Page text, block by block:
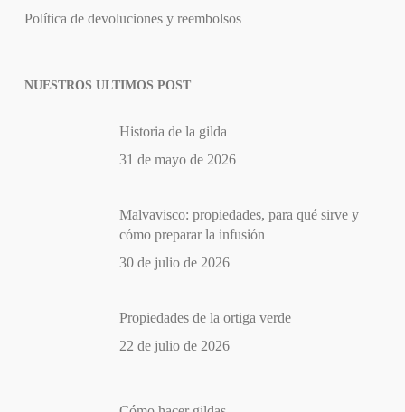
Política de devoluciones y reembolsos
NUESTROS ULTIMOS POST
Historia de la gilda
31 de mayo de 2026
Malvavisco: propiedades, para qué sirve y
cómo preparar la infusión
30 de julio de 2026
Propiedades de la ortiga verde
22 de julio de 2026